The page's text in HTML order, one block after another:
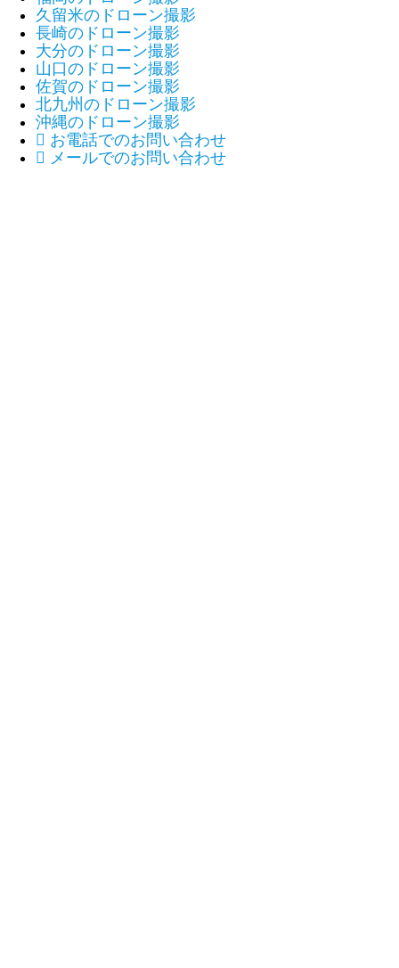
久留米のドローン撮影
長崎のドローン撮影
大分のドローン撮影
山口のドローン撮影
佐賀のドローン撮影
北九州のドローン撮影
沖縄のドローン撮影
 お電話でのお問い合わせ
 メールでのお問い合わせ